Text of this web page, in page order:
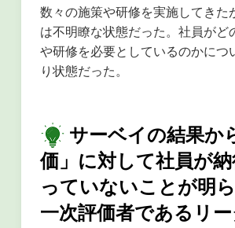
数々の施策や研修を実施してきた
は不明瞭な状態だった。社員がど
や研修を必要としているのかにつ
り状態だった。
サーベイの結果か
価」に対して社員が
っていないことが明ら
一次評価者であるリ